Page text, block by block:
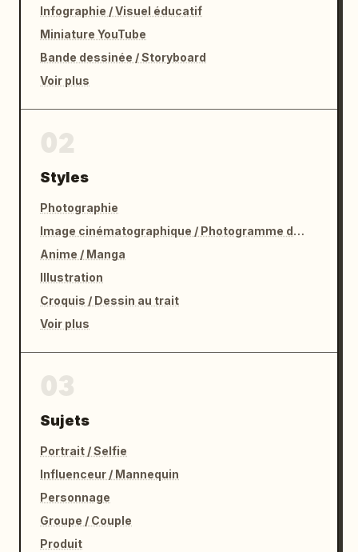
Infographie / Visuel éducatif
Miniature YouTube
Bande dessinée / Storyboard
Voir plus
Styles
Photographie
Image cinématographique / Photogramme de film
Anime / Manga
Illustration
Croquis / Dessin au trait
Voir plus
Sujets
Portrait / Selfie
Influenceur / Mannequin
Personnage
Groupe / Couple
Produit